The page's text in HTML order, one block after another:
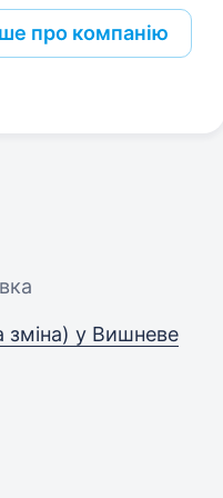
про компанію
зміна) у Вишневе